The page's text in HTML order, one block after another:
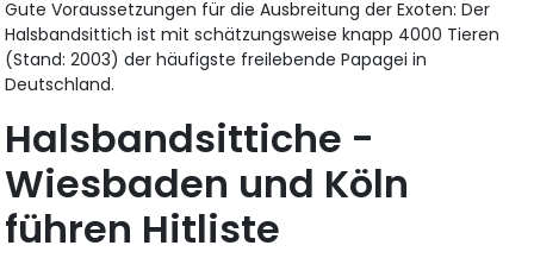
Gute Voraussetzungen für die Ausbreitung der Exoten: Der
Halsbandsittich ist mit schätzungsweise knapp 4000 Tieren
(Stand: 2003) der häufigste freilebende Papagei in
Deutschland.
Halsbandsittiche -
Wiesbaden und Köln
führen Hitliste